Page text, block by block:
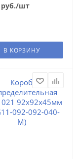
/шт
В КОРЗИНУ